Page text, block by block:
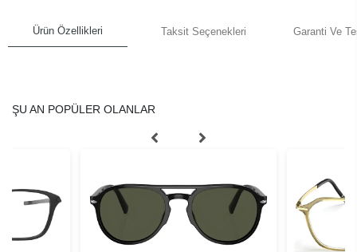
Ürün Özellikleri Taksit Seçenekleri Garanti Ve
ŞU AN POPÜLER OLANLAR